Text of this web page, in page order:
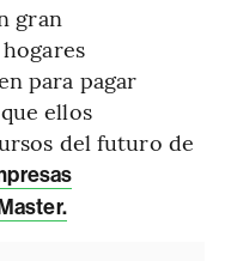
gran
para pagar
ellos
del futuro de